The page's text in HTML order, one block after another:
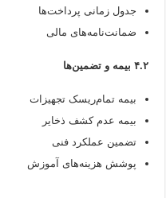
جدول زمانی پرداخت‌ها
ضمانت‌نامه‌های مالی
۴.۲ بیمه و تضمین‌ها
بیمه تمام‌ریسک تجهیزات
بیمه عدم کشف ذخایر
تضمین عملکرد فنی
پوشش هزینه‌های آموزش